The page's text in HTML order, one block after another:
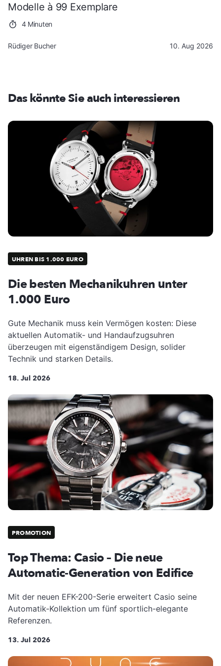
Modelle à 99 Exemplare
4 Minuten
Rüdiger Bucher 10. Aug 2026
Das könnte Sie auch interessieren
UHREN BIS 1.000 EURO
Die besten Mechanikuhren unter
1.000 Euro
Gute Mechanik muss kein Vermögen kosten: Diese
aktuellen Automatik- und Handaufzugsuhren
überzeugen mit eigenständigem Design, solider
Technik und starken Details.
18. Jul 2026
PROMOTION
Top Thema: Casio – Die neue
Automatic-Generation von Edifice
Mit der neuen EFK-200-Serie erweitert Casio seine
Automatik-Kollektion um fünf sportlich-elegante
Referenzen.
13. Jul 2026